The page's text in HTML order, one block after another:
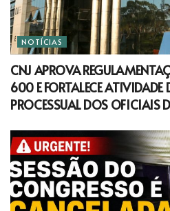
NOTÍCIAS
CNJ APROVA
600 E FORTALECE ATIVIDADE
PROCESSUAL DOS OFICIAIS